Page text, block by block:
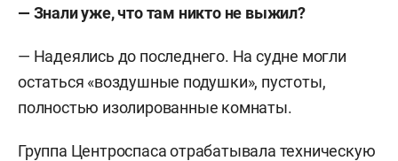
— Знали уже, что там никто не выжил?
— Надеялись до последнего. На судне могли
остаться «воздушные подушки», пустоты,
полностью изолированные комнаты.
Группа Центроспаса отрабатывала техническую